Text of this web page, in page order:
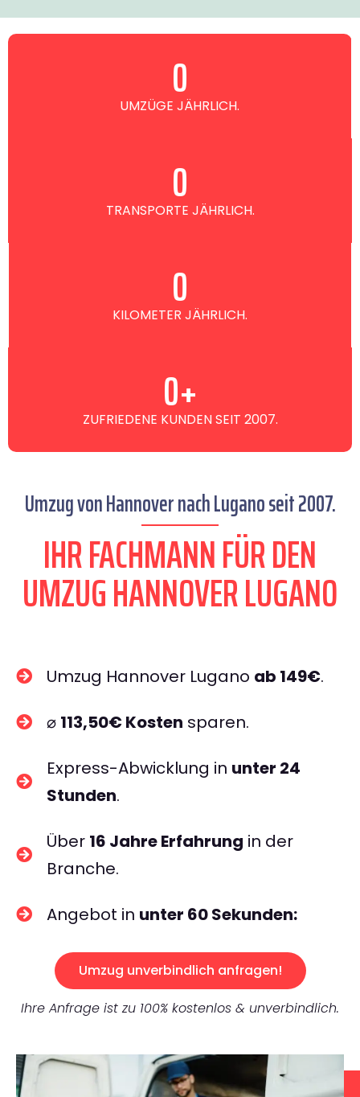
UMZÜGE JÄHRLICH.
0
TRANSPORTE JÄHRLICH.
0
KILOMETER JÄHRLICH.
0
ZUFRIEDENE KUNDEN SEIT 2007.
0+
Umzug von Hannover nach Lugano seit 2007.
IHR FACHMANN FÜR DEN
UMZUG HANNOVER LUGANO
Umzug Hannover Lugano ab 149€.
⌀ 113,50€ Kosten sparen.
Express-Abwicklung in unter 24
Stunden.
Über 16 Jahre Erfahrung in der
Branche.
Angebot in unter 60 Sekunden:
Umzug unverbindlich anfragen!
Ihre Anfrage ist zu 100% kostenlos & unverbindlich.